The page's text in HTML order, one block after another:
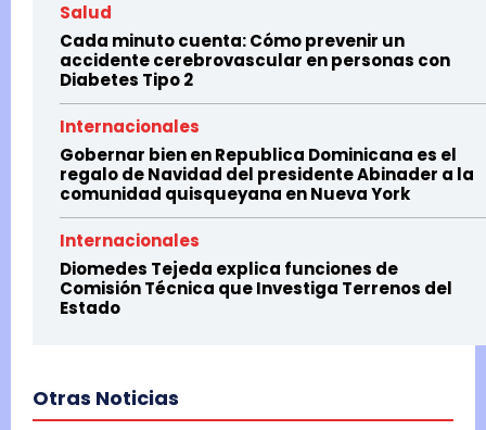
Salud
Cada minuto cuenta: Cómo prevenir un
accidente cerebrovascular en personas con
Diabetes Tipo 2
Internacionales
Gobernar bien en Republica Dominicana es el
regalo de Navidad del presidente Abinader a la
comunidad quisqueyana en Nueva York
Internacionales
Diomedes Tejeda explica funciones de
Comisión Técnica que Investiga Terrenos del
Estado
Otras Noticias